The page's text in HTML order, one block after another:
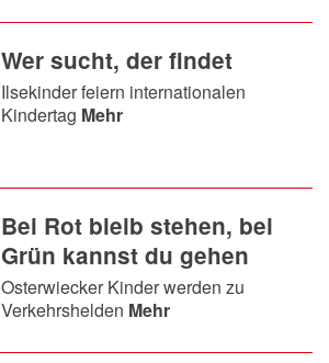
Wer sucht, der findet
Ilsekinder feiern internationalen
Kindertag Mehr
Bei Rot bleib stehen, bei
Grün kannst du gehen
Osterwiecker Kinder werden zu
Verkehrshelden Mehr